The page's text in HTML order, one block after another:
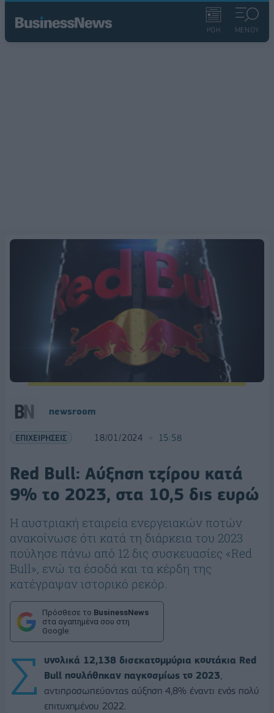
ΡΟΗ ΜΕΝΟΥ
newsroom
ΕΠΙΧΕΙΡΗΣΕΙΣ 18/01/2024 15:58
Red Bull: Αύξηση τζίρου κατά
9% το 2023, στα 10,5 δις ευρώ
Η αυστριακή εταιρεία ενεργειακών ποτών
ανακοίνωσε ότι κατά τη διάρκεια του 2023
πούλησε πάνω από 12 δις συσκευασίες «Red
Bull», ενώ τα έσοδά και τα κέρδη της
κατέγραψαν ιστορικό ρεκόρ.
Πρόσθεσε το BusinessNews
στα αγαπημένα σου στη
Google
Σ
υνολικά 12,138 δισεκατομμύρια κουτάκια Red
Bull πουλήθηκαν παγκοσμίως το 2023,
αντιπροσωπεύοντας αύξηση 4,8% έναντι ενός πολύ
επιτυχημένου 2022.